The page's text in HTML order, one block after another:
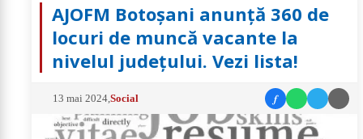
AJOFM Botoșani anunță 360 de
locuri de muncă vacante la
nivelul județului. Vezi lista!
13 mai 2024 ,Social f